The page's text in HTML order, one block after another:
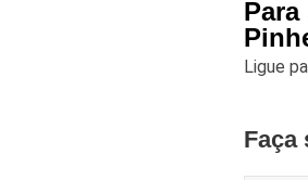
Ligue
Faça